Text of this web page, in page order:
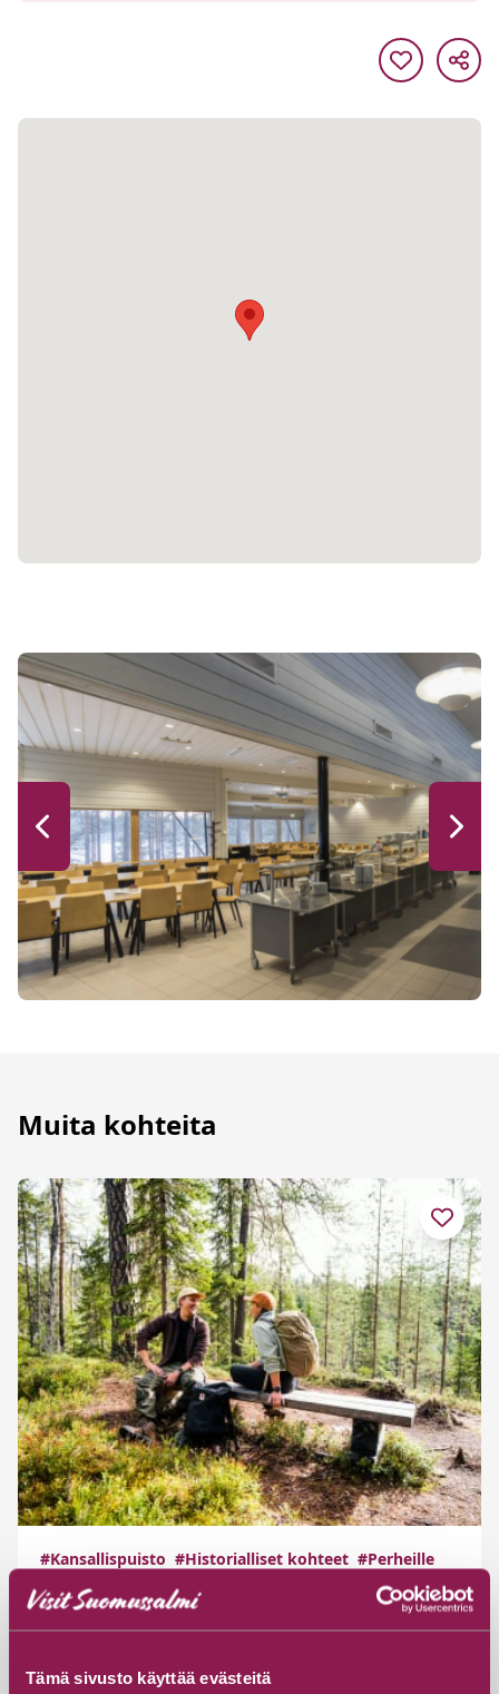
Tämä sivusto käyttää evästeitä
Muita kohteita
#Kansallispuisto #Historialliset kohteet #Perheille
Opastetut luontoretket Hossan
kansallispuistossa
Hossa-Kylmäluoma